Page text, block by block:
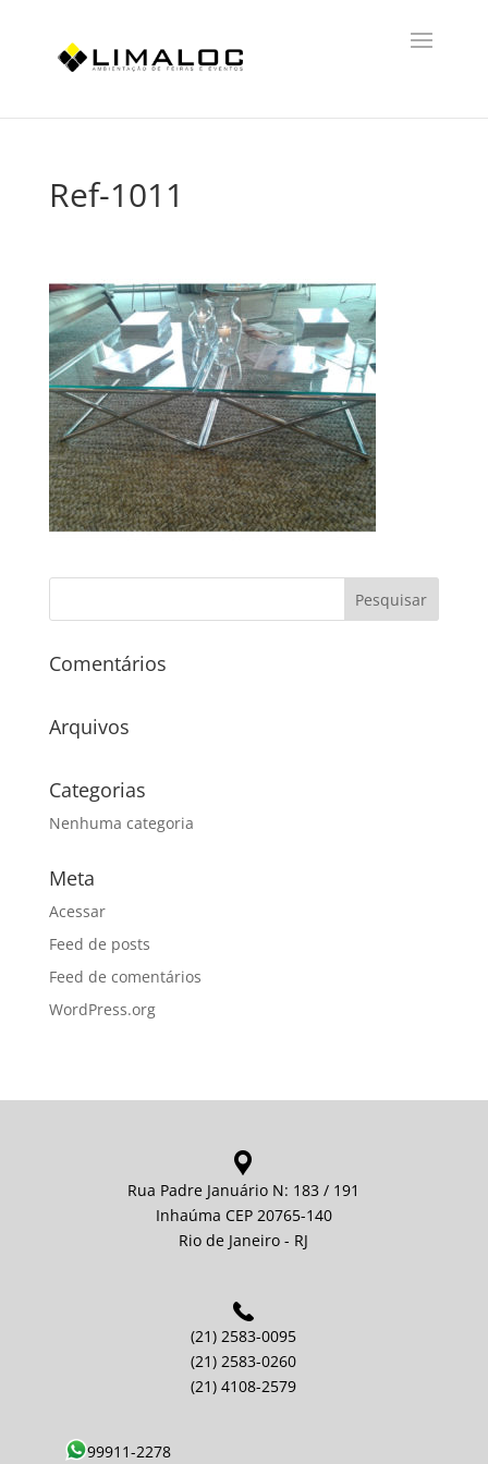
Ref-1011
Comentários
Arquivos
Categorias
Nenhuma categoria
Meta
Acessar
Feed de posts
Feed de comentários
WordPress.org
Rua Padre Januário N: 183 / 191
Inhaúma CEP 20765-140
Rio de Janeiro - RJ
(21) 2583-0095
(21) 2583-0260
(21) 4108-2579
99911-2278